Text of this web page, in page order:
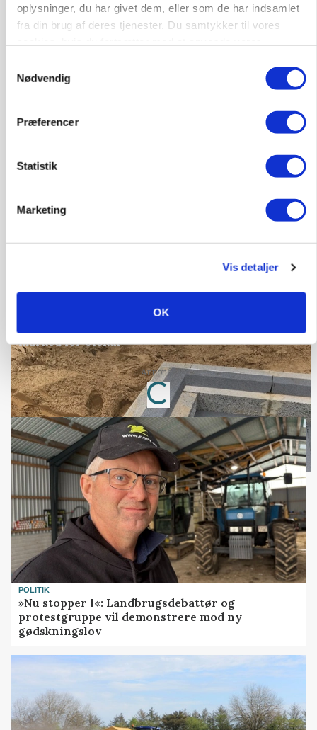
oplysninger, du har givet dem, eller som de har indsamlet
fra din brug af deres tjenester. Du samtykker til vores
Nødvendig
Præferencer
Statistik
Marketing
Vis detaljer
OK
Ejer eller medejer? Nyt tv-format udfordrer
landbrugets ejerstruktur
Annonce
marked for biokul
Annonce
Loading...
POLITIK
»Nu stopper I«: Landbrugsdebattør og
protestgruppe vil demonstrere mod ny
gødskningslov